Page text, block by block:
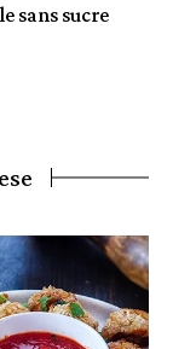
sans sucre